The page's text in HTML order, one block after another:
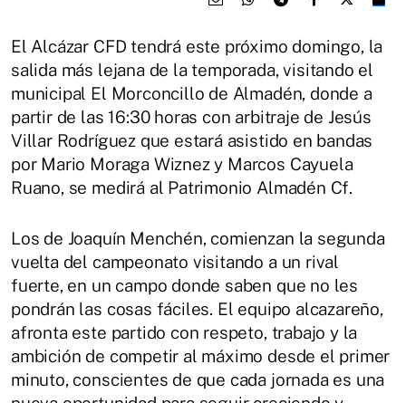
El Alcázar CFD tendrá este próximo domingo, la
salida más lejana de la temporada, visitando el
municipal El Morconcillo de Almadén, donde a
partir de las 16:30 horas con arbitraje de Jesús
Villar Rodríguez que estará asistido en bandas
por Mario Moraga Wiznez y Marcos Cayuela
Ruano, se medirá al Patrimonio Almadén Cf.
Los de Joaquín Menchén, comienzan la segunda
vuelta del campeonato visitando a un rival
fuerte, en un campo donde saben que no les
pondrán las cosas fáciles. El equipo alcazareño,
afronta este partido con respeto, trabajo y la
ambición de competir al máximo desde el primer
minuto, conscientes de que cada jornada es una